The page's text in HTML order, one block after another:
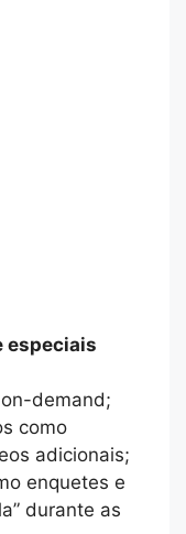
especiais
demand;
como
adicionais;
enquetes e
durante as